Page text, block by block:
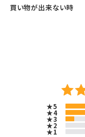
買い物が出来ない時
★5
★4
★3
★2
★1